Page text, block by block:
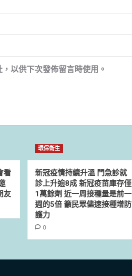
以供下次發佈留言時使用。
看
友
環保衛生
新冠疫情持續升溫 門急診就
診上升逾8成 新冠疫苗庫存僅
1萬餘劑 近一周接種量是前一
週的5倍 籲民眾儘速接種增防
護力
0